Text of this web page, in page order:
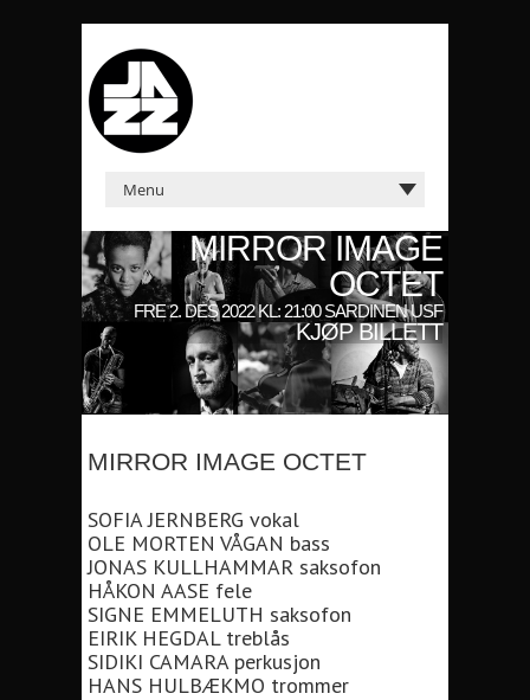
MIRROR IMAGE
OCTET
FRE 2. DES 2022 KL: 21:00 SARDINEN USF
KJØP BILLETT
MIRROR IMAGE OCTET
SOFIA JERNBERG vokal
OLE MORTEN VÅGAN bass
JONAS KULLHAMMAR saksofon
HÅKON AASE fele
SIGNE EMMELUTH saksofon
EIRIK HEGDAL treblås
SIDIKI CAMARA perkusjon
HANS HULBÆKMO trommer